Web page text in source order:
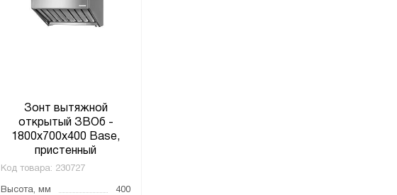
Зонт вытяжной
открытый ЗВОб -
1800x700x400 Base,
пристенный
Код товара: 230727
Высота, мм
400